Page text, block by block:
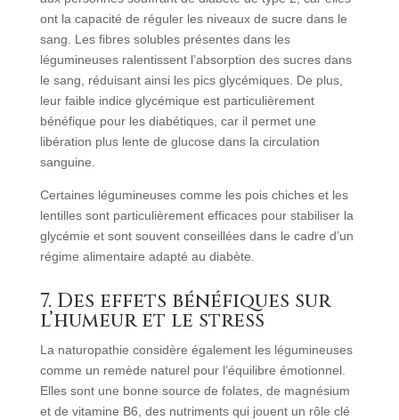
ont la capacité de réguler les niveaux de sucre dans le
sang. Les fibres solubles présentes dans les
légumineuses ralentissent l’absorption des sucres dans
le sang, réduisant ainsi les pics glycémiques. De plus,
leur faible indice glycémique est particulièrement
bénéfique pour les diabétiques, car il permet une
libération plus lente de glucose dans la circulation
sanguine.
Certaines légumineuses comme les pois chiches et les
lentilles sont particulièrement efficaces pour stabiliser la
glycémie et sont souvent conseillées dans le cadre d’un
régime alimentaire adapté au diabète.
7. Des effets bénéfiques sur
l’humeur et le stress
La naturopathie considère également les légumineuses
comme un remède naturel pour l’équilibre émotionnel.
Elles sont une bonne source de folates, de magnésium
et de vitamine B6, des nutriments qui jouent un rôle clé